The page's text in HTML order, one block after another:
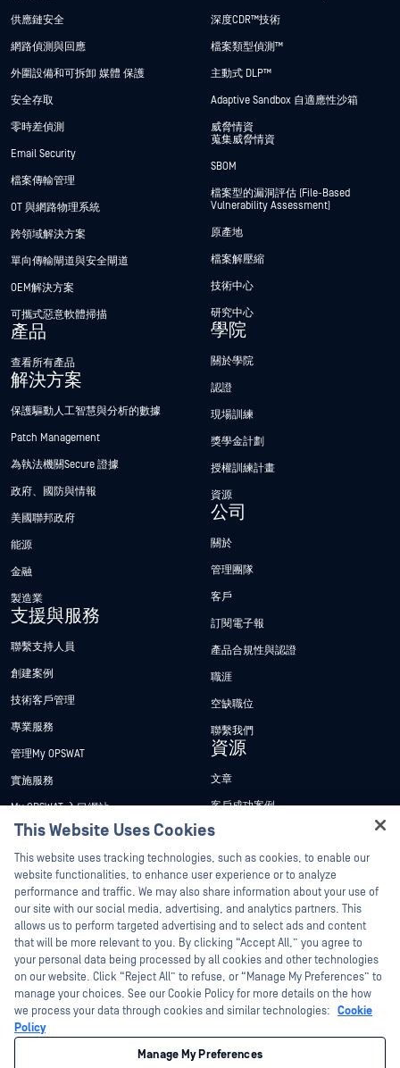
供應鏈安全
網路偵測與回應
外圍設備和可拆卸 媒體 保護
安全存取
零時差偵測
Email Security
檔案傳輸管理
OT 與網路物理系統
跨領域解決方案
單向傳輸閘道與安全閘道
OEM解決方案
可攜式惡意軟體掃描
產品
查看所有產品
解決方案
保護驅動人工智慧與分析的數據
Patch Management
為執法機關Secure 證據
政府、國防與情報
美國聯邦政府
能源
金融
製造業
支援與服務
聯繫支持人員
創建案例
技術客戶管理
專業服務
管理My OPSWAT
實施服務
My OPSWAT 入口網站
技術檔案
訓練
漏洞通報計畫
合作夥伴
認證
技術合作夥伴
管道合作夥伴計劃
深度CDR™技術
檔案類型偵測™
主動式 DLP™
Adaptive Sandbox 自適應性沙箱
威脅情資
蒐集威脅情資
SBOM
檔案型的漏洞評估 (File-Based
Vulnerability Assessment)
原產地
檔案解壓縮
技術中心
研究中心
學院
關於學院
認證
現場訓練
獎學金計劃
授權訓練計畫
資源
公司
關於
管理團隊
客戶
訂閱電子報
產品合規性與認證
職涯
空缺職位
聯繫我們
資源
文章
客戶成功案例
新聞稿
新聞報導
網路研討會
產品型錄
白皮書
免費工具
©2026OPSWAT . 保留所有權利。OPSWAT、MetaDefender、Metascan、
MetaAccess、OPSWAT 、Trust no File. Trust No Device.、OPSWAT 、Protecting the
World's Critical Infrastructure、Deep CDR™ Technology、InQuest、InQuest標誌、
This Website Uses Cookies
This website uses tracking technologies, such as cookies, to enable our
website functionalities, to enhance user experience or to analyze
performance and traffic. We may also share information about your use of
our site with our social media, advertising, and analytics partners. This
allows us to perform targeted advertising and to select ads and content
that will be more relevant to you. By clicking “Accept All,” you agree to
your personal data being processed by all cookies and other technologies
on our website. Click “Reject All” to refuse, or “Manage My Preferences” to
manage your choices. See our Cookie Policy for more details on the how
we process your data through cookies and similar technologies: Cookie
Policy
Manage My Preferences
Hey there!
I'm Ozzy, your OPSWAT virtual assistant.
How can I help you secure what's critical
today?